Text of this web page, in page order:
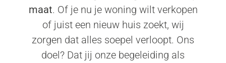
maat. Of je nu je woning wilt verkopen
of juist een nieuw huis zoekt, wij
zorgen dat alles soepel verloopt. Ons
doel? Dat jij onze begeleiding als